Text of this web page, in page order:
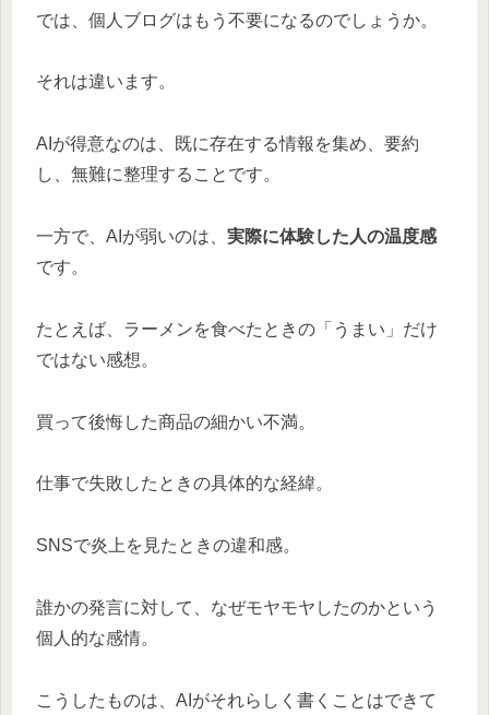
では、個人ブログはもう不要になるのでしょうか。
それは違います。
AIが得意なのは、既に存在する情報を集め、要約
し、無難に整理することです。
一方で、AIが弱いのは、 実際に体験した人の温度感
です。
たとえば、ラーメンを食べたときの「うまい」だけ
ではない感想。
買って後悔した商品の細かい不満。
仕事で失敗したときの具体的な経緯。
SNSで炎上を見たときの違和感。
誰かの発言に対して、なぜモヤモヤしたのかという
個人的な感情。
こうしたものは、AIがそれらしく書くことはできて